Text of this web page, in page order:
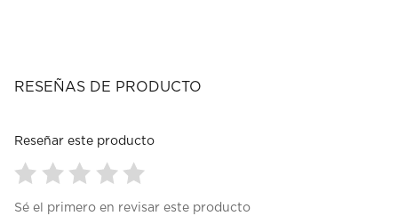
RESEÑAS DE PRODUCTO
Reseñar este producto
paraparaparaparapara
Sé el primero en revisar este producto